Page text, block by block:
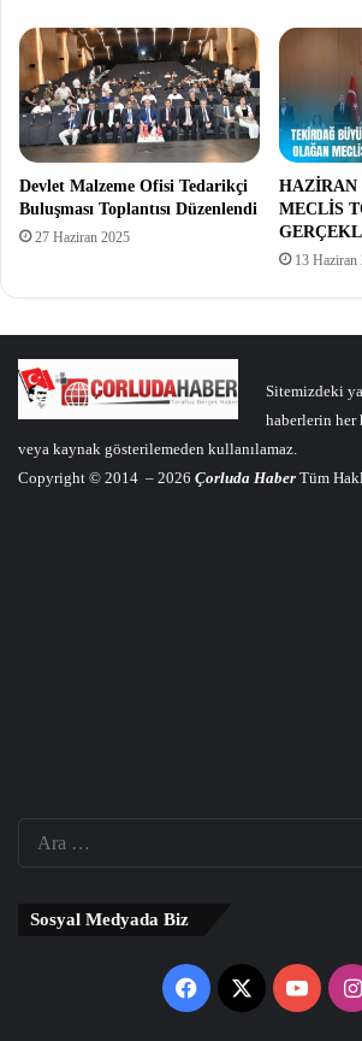
Devlet Malzeme Ofisi Tedarikçi
Buluşması Toplantısı Düzenlendi
27 Haziran 2025
HAZİRAN
MECLİS
13 Haziran
Sitemizdeki
haberlerin her
veya kaynak gösterilemeden kullanılamaz.
Copyright © 2014 – 2026 Çorluda Haber Tüm
Sosyal Medyada Biz
Facebook
X